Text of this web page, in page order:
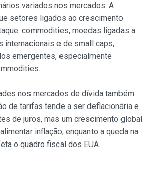
variados nos mercados. A
setores ligados ao crescimento
commodities, moedas ligadas a
internacionais e de small caps,
emergentes, especialmente
nos mercados de dívida também
de tarifas tende a ser deflacionária e
de juros, mas um crescimento global
inflação, enquanto a queda na
o quadro fiscal dos EUA.